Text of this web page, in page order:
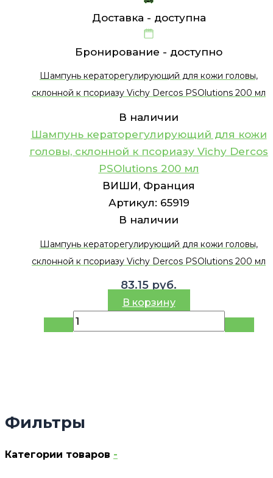
Фильтры
Категории товаров -
Доставка - доступна
Бронирование - доступно
Шампунь кераторегулирующий для кожи головы,
склонной к псориазу Vichy Dercos PSOlutions 200 мл
В наличии
Шампунь кераторегулирующий для кожи
головы, склонной к псориазу Vichy Dercos
PSOlutions 200 мл
ВИШИ, Франция
Артикул: 65919
В наличии
Шампунь кераторегулирующий для кожи головы,
склонной к псориазу Vichy Dercos PSOlutions 200 мл
83.15 руб.
В корзину